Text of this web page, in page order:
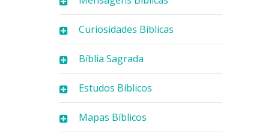
Curiosidades Bíblicas
Bíblia Sagrada
Estudos Bíblicos
Mapas Bíblicos